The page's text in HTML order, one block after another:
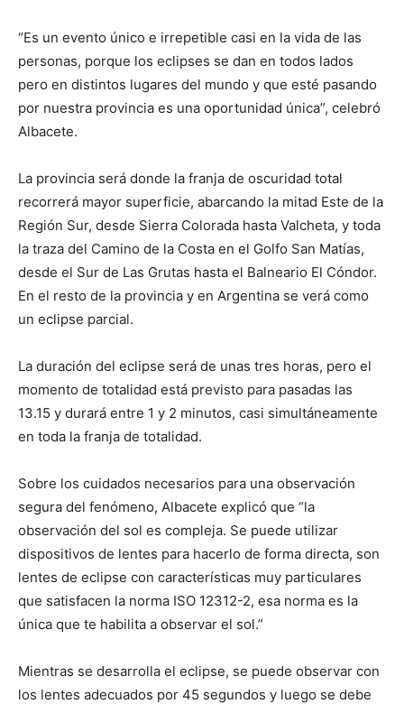
“Es un evento único e irrepetible casi en la vida de las
personas, porque los eclipses se dan en todos lados
pero en distintos lugares del mundo y que esté pasando
por nuestra provincia es una oportunidad única”, celebró
Albacete.
La provincia será donde la franja de oscuridad total
recorrerá mayor superficie, abarcando la mitad Este de la
Región Sur, desde Sierra Colorada hasta Valcheta, y toda
la traza del Camino de la Costa en el Golfo San Matías,
desde el Sur de Las Grutas hasta el Balneario El Cóndor.
En el resto de la provincia y en Argentina se verá como
un eclipse parcial.
La duración del eclipse será de unas tres horas, pero el
momento de totalidad está previsto para pasadas las
13.15 y durará entre 1 y 2 minutos, casi simultáneamente
en toda la franja de totalidad.
Sobre los cuidados necesarios para una observación
segura del fenómeno, Albacete explicó que “la
observación del sol es compleja. Se puede utilizar
dispositivos de lentes para hacerlo de forma directa, son
lentes de eclipse con características muy particulares
que satisfacen la norma ISO 12312-2, esa norma es la
única que te habilita a observar el sol.”
Mientras se desarrolla el eclipse, se puede observar con
los lentes adecuados por 45 segundos y luego se debe